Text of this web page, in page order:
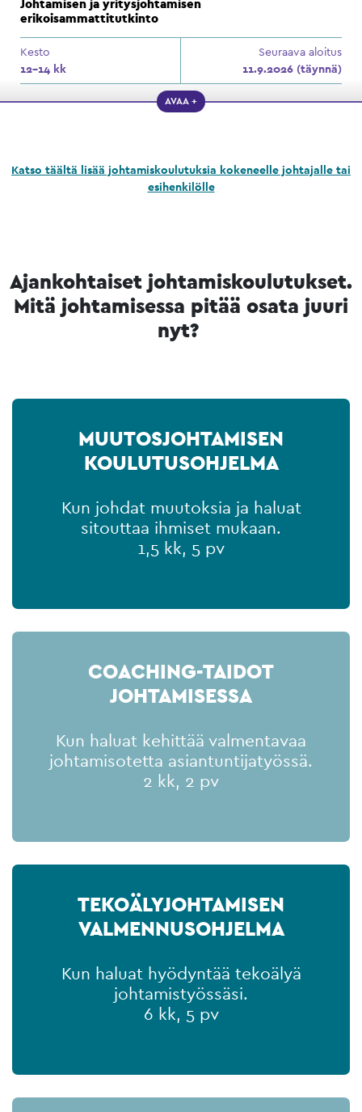
Johtamisen ja yritysjohtamisen
erikoisammattitutkinto
Kesto
12–14 kk
Seuraava aloitus
11.9.2026 (täynnä)
AVAA +
Katso täältä lisää johtamiskoulutuksia kokeneelle johtajalle tai
esihenkilölle
Ajankohtaiset johtamiskoulutukset.
Mitä johtamisessa pitää osata juuri
nyt?
MUUTOSJOHTAMISEN
KOULUTUSOHJELMA
Kun johdat muutoksia ja haluat
sitouttaa ihmiset mukaan.
1,5 kk, 5 pv
COACHING-TAIDOT
JOHTAMISESSA
Kun haluat kehittää valmentavaa
johtamisotetta asiantuntijatyössä.
2 kk, 2 pv
TEKOÄLYJOHTAMISEN
VALMENNUSOHJELMA
Kun haluat hyödyntää tekoälyä
johtamistyössäsi.
6 kk, 5 pv